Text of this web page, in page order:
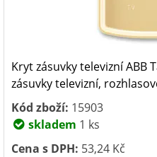
Kryt zásuvky televizní ABB
zásuvky televizní,
Kód zboží: 15903
skladem 1 ks
Cena s DPH: 53,24 Kč